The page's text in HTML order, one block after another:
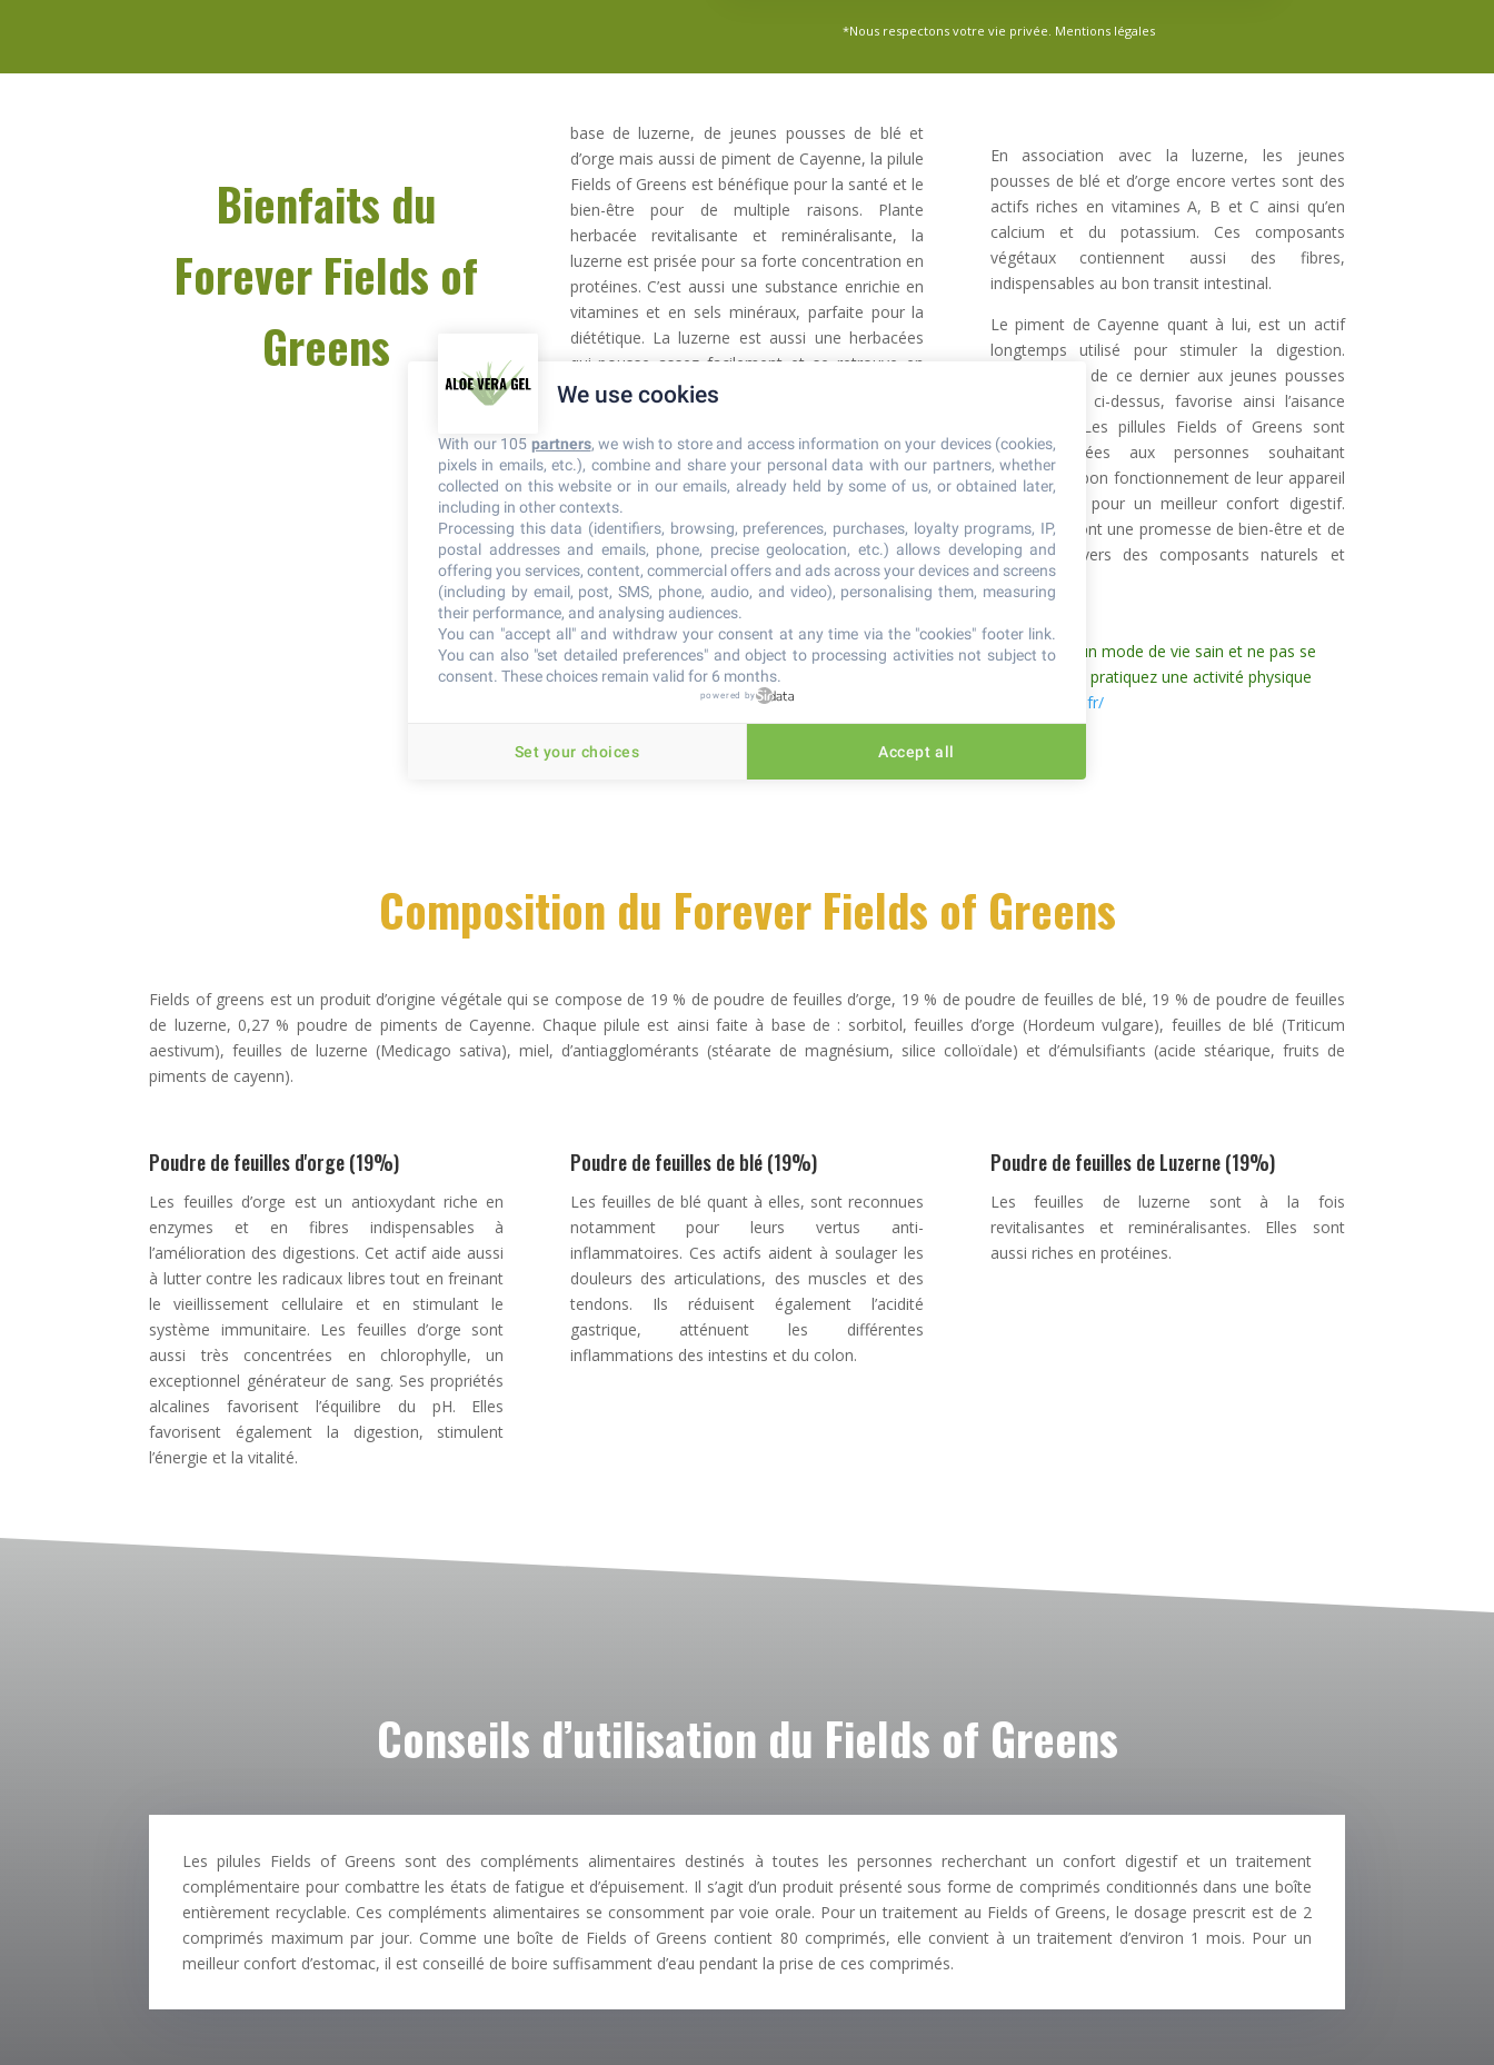
*Nous respectons votre vie privée. Mentions légales
Bienfaits du
Forever Fields of
Greens
base de luzerne, de jeunes pousses de blé et
d’orge mais aussi de piment de Cayenne, la pilule
Fields of Greens est bénéfique pour la santé et le
bien-être pour de multiple raisons. Plante
herbacée revitalisante et reminéralisante, la
luzerne est prisée pour sa forte concentration en
protéines. C’est aussi une substance enrichie en
vitamines et en sels minéraux, parfaite pour la
diététique. La luzerne est aussi une herbacées
qui pousse assez facilement et se retrouve en
abondance dans les régions à climat tempéré,
véritable source de carotène.
Grâce à sa forte teneur en vitamines A et K, en
calcium, en fer, en phosphore, en sélénium et en
zinc, la luzerne est un végétatif à la fois
revitalisant et reminéralisant. Il est spécialement
recommandé dans le cadre d’un traitement
contre la fatigue ou l’épuisement.
En association avec la luzerne, les jeunes
pousses de blé et d’orge encore vertes sont des
actifs riches en vitamines A, B et C ainsi qu’en
calcium et du potassium. Ces composants
végétaux contiennent aussi des fibres,
indispensables au bon transit intestinal.
Le piment de Cayenne quant à lui, est un actif
longtemps utilisé pour stimuler la digestion.
L’association de ce dernier aux jeunes pousses
mentionnées ci-dessus, favorise ainsi l’aisance
eupeptique. Les pillules Fields of Greens sont
ainsi destinées aux personnes souhaitant
améliorer le bon fonctionnement de leur appareil
de digestion pour un meilleur confort digestif.
Ces pilules sont une promesse de bien-être et de
santé à travers des composants naturels et
testés.
Les compléments alimentaires doivent être utilisés dans le cadre d’un mode de vie sain et ne pas se
substituer à une alimentation variée et équilibrée. Pour votre santé, pratiquez une activité physique
https://www.mangerbouger.fr/
Composition du Forever Fields of Greens
Fields of greens est un produit d’origine végétale qui se compose de 19 % de poudre de feuilles d’orge, 19 % de poudre de feuilles de blé, 19 % de poudre de feuilles
de luzerne, 0,27 % poudre de piments de Cayenne. Chaque pilule est ainsi faite à base de : sorbitol, feuilles d’orge (Hordeum vulgare), feuilles de blé (Triticum
aestivum), feuilles de luzerne (Medicago sativa), miel, d’antiagglomérants (stéarate de magnésium, silice colloïdale) et d’émulsifiants (acide stéarique, fruits de
piments de cayenn).
Poudre de feuilles d'orge (19%)
Les feuilles d’orge est un antioxydant riche en
enzymes et en fibres indispensables à
l’amélioration des digestions. Cet actif aide aussi
à lutter contre les radicaux libres tout en freinant
le vieillissement cellulaire et en stimulant le
système immunitaire. Les feuilles d’orge sont
aussi très concentrées en chlorophylle, un
exceptionnel générateur de sang. Ses propriétés
alcalines favorisent l’équilibre du pH. Elles
favorisent également la digestion, stimulent
l’énergie et la vitalité.
Poudre de feuilles de blé (19%)
Les feuilles de blé quant à elles, sont reconnues
notamment pour leurs vertus anti-
inflammatoires. Ces actifs aident à soulager les
douleurs des articulations, des muscles et des
tendons. Ils réduisent également l’acidité
gastrique, atténuent les différentes
inflammations des intestins et du colon.
Poudre de feuilles de Luzerne (19%)
Les feuilles de luzerne sont à la fois
revitalisantes et reminéralisantes. Elles sont
aussi riches en protéines.
Conseils d’utilisation du Fields of Greens
Les pilules Fields of Greens sont des compléments alimentaires destinés à toutes les personnes recherchant un confort digestif et un traitement
complémentaire pour combattre les états de fatigue et d’épuisement. Il s’agit d’un produit présenté sous forme de comprimés conditionnés dans une boîte
entièrement recyclable. Ces compléments alimentaires se consomment par voie orale. Pour un traitement au Fields of Greens, le dosage prescrit est de 2
comprimés maximum par jour. Comme une boîte de Fields of Greens contient 80 comprimés, elle convient à un traitement d’environ 1 mois. Pour un
meilleur confort d’estomac, il est conseillé de boire suffisamment d’eau pendant la prise de ces comprimés.
We use cookies
With our 105 partners, we wish to store and access information on your devices (cookies,
pixels in emails, etc.), combine and share your personal data with our partners, whether
collected on this website or in our emails, already held by some of us, or obtained later,
including in other contexts.
Processing this data (identifiers, browsing, preferences, purchases, loyalty programs, IP,
postal addresses and emails, phone, precise geolocation, etc.) allows developing and
offering you services, content, commercial offers and ads across your devices and screens
(including by email, post, SMS, phone, audio, and video), personalising them, measuring
their performance, and analysing audiences.
You can "accept all" and withdraw your consent at any time via the "cookies" footer link.
You can also "set detailed preferences" and object to processing activities not subject to
consent. These choices remain valid for 6 months.
powered by
Set your choices Accept all